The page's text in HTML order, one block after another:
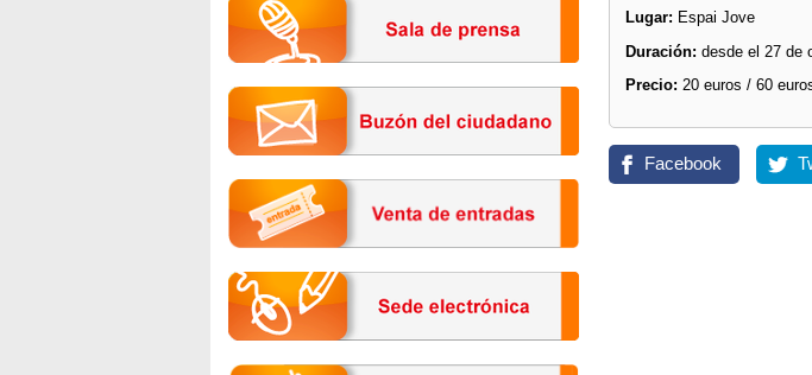
Lugar: Espai Jove
Duración:desde el 27 de
Precio: 20 euros / 60
Facebook